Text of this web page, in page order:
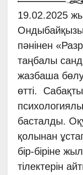
19.02.2025
пәнінен
таңбалы
жазбаша
өтті.
басталды.
қолынан
бір-біріне
тілектерін